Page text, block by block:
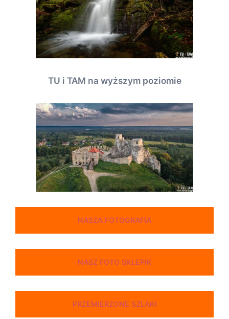
TU i TAM na wyższym poziomie
NASZA FOTOGRAFIA
NASZ FOTO SKLEPIK
PRZEMIERZONE SZLAKI